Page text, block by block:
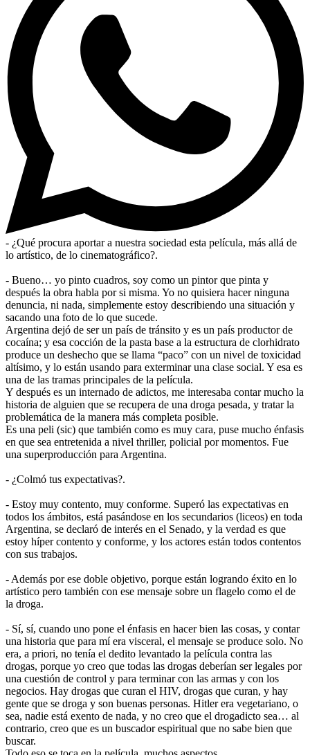
- ¿Qué procura aportar a nuestra sociedad esta película, más allá de
lo artístico, de lo cinematográfico?.
- Bueno… yo pinto cuadros, soy como un pintor que pinta y
después la obra habla por si misma. Yo no quisiera hacer ninguna
denuncia, ni nada, simplemente estoy describiendo una situación y
sacando una foto de lo que sucede.
Argentina dejó de ser un país de tránsito y es un país productor de
cocaína; y esa cocción de la pasta base a la estructura de clorhidrato
produce un deshecho que se llama “paco” con un nivel de toxicidad
altísimo, y lo están usando para exterminar una clase social. Y esa es
una de las tramas principales de la película.
Y después es un internado de adictos, me interesaba contar mucho la
historia de alguien que se recupera de una droga pesada, y tratar la
problemática de la manera más completa posible.
Es una peli (sic) que también como es muy cara, puse mucho énfasis
en que sea entretenida a nivel thriller, policial por momentos. Fue
una superproducción para Argentina.
- ¿Colmó tus expectativas?.
- Estoy muy contento, muy conforme. Superó las expectativas en
todos los ámbitos, está pasándose en los secundarios (liceos) en toda
Argentina, se declaró de interés en el Senado, y la verdad es que
estoy híper contento y conforme, y los actores están todos contentos
con sus trabajos.
- Además por ese doble objetivo, porque están logrando éxito en lo
artístico pero también con ese mensaje sobre un flagelo como el de
la droga.
- Sí, sí, cuando uno pone el énfasis en hacer bien las cosas, y contar
una historia que para mí era visceral, el mensaje se produce solo. No
era, a priori, no tenía el dedito levantado la película contra las
drogas, porque yo creo que todas las drogas deberían ser legales por
una cuestión de control y para terminar con las armas y con los
negocios. Hay drogas que curan el HIV, drogas que curan, y hay
gente que se droga y son buenas personas. Hitler era vegetariano, o
sea, nadie está exento de nada, y no creo que el drogadicto sea… al
contrario, creo que es un buscador espiritual que no sabe bien que
buscar.